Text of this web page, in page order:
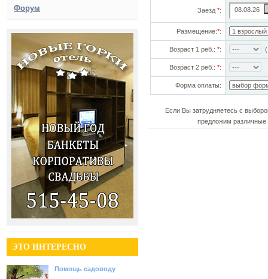
Форум
ЭТО ИНТЕРЕСНО
Помощь садоводу
Заезд *:
Размещение:*:
Возраст 1 реб.: *:
Возраст 2 реб.: *:
Форма оплаты:
Если Вы затрудняетесь с
предложим различные